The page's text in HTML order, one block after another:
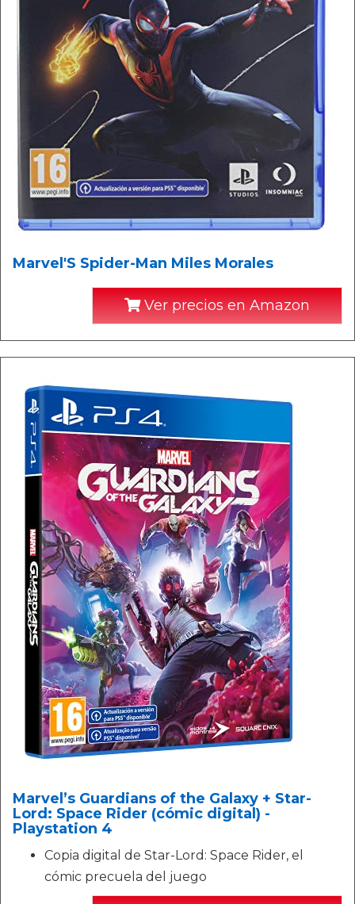
Marvel'S Spider-Man Miles Morales
Ver precios en Amazon
Marvel’s Guardians of the Galaxy + Star-
Lord: Space Rider (cómic digital) -
Playstation 4
Copia digital de Star-Lord: Space Rider, el
cómic precuela del juego